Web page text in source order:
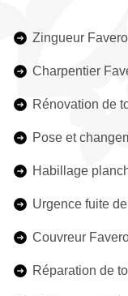
Zingueur
Charpentier
Rénovation de
Pose et
Habillage
Urgence fuite
Couvreur
Réparation de